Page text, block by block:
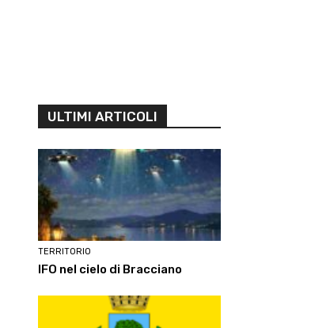
ULTIMI ARTICOLI
TERRITORIO
IFO nel cielo di Bracciano